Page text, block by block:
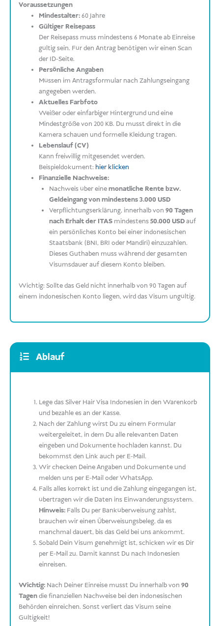
Voraussetzungen
Mindestalter:60 Jahre
Gültiger Reisepass
Der Reisepass muss mindestens 6 Monate ab Einreise
gültig sein. Für den Antrag benötigen wir einen Scan
der ID-Seite.
Persönliche Angaben
Müssen im Antragsformular nach Zahlungseingang
angegeben werden.
Aktuelles Farbfoto
Weißer oder einfarbiger Hintergrund und eine
Mindestgröße von 200 KB. Du musst direkt in die
Kamera schauen und formelle Kleidung tragen.
Lebenslauf (CV)
Kann freiwillig mitgesendet werden.
Beispieldokument: hier klicken
Finanzielle Nachweise:
Nachweis über einemonatliche Rente bzw.
Geldeingang von mindestens 3.000 USD
Verpflichtungserklärung, innerhalb von 90 Tagen
nach Erhalt der ITASmindestens 50.000 USDauf
ein persönliches Konto bei einer indonesischen
Staatsbank (BNI, BRI oder Mandiri) einzuzahlen.
Dieses Guthaben muss während der gesamten
Visumsdauer auf diesem Konto bleiben.
Wichtig: Sollte das Geld nicht innerhalb von 90 Tagen auf
einem indonesischen Konto liegen, wird das Visum ungültig.
Ablauf
Lege das Silver Hair Visa Indonesien in den Warenkorb
und bezahle es an der Kasse.
Nach der Zahlung wirst Du zu einem Formular
weitergeleitet, in dem Du alle relevanten Daten
eingeben und Dokumente hochladen kannst. Du
bekommst den Link auch per E-Mail.
Wir checken Deine Angaben und Dokumente und
melden uns per E-Mail oder WhatsApp.
Falls alles korrekt ist und die Zahlung eingegangen ist,
übertragen wir die Daten ins Einwanderungssystem.
Hinweis: Falls Du per Banküberweisung zahlst,
brauchen wir einen Überweisungsbeleg, da es
manchmal dauert, bis das Geld bei uns ankommt.
Sobald Dein Visum genehmigt ist, schicken wir es Dir
per E-Mail zu. Damit kannst Du nach Indonesien
einreisen.
Wichtig: Nach Deiner Einreise musst Du innerhalb von90
Tagendie finanziellen Nachweise bei den indonesischen
Behörden einreichen. Sonst verliert das Visum seine
Gültigkeit!